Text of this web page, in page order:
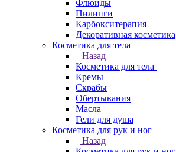
Флюиды
Пилинги
Карбокситерапия
Декоративная косметика
Косметика для тела
Назад
Косметика для тела
Кремы
Скрабы
Обертывания
Масла
Гели для душа
Косметика для рук и ног
Назад